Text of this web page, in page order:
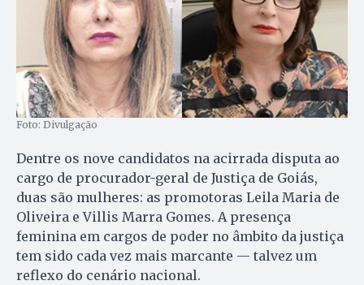
Foto: Divulgação
Dentre os nove candidatos na acirrada disputa ao
cargo de procurador-geral de Justiça de Goiás,
duas são mulheres: as promotoras Leila Maria de
Oliveira e Villis Marra Gomes. A presença
feminina em cargos de poder no âmbito da justiça
tem sido cada vez mais marcante — talvez um
reflexo do cenário nacional.